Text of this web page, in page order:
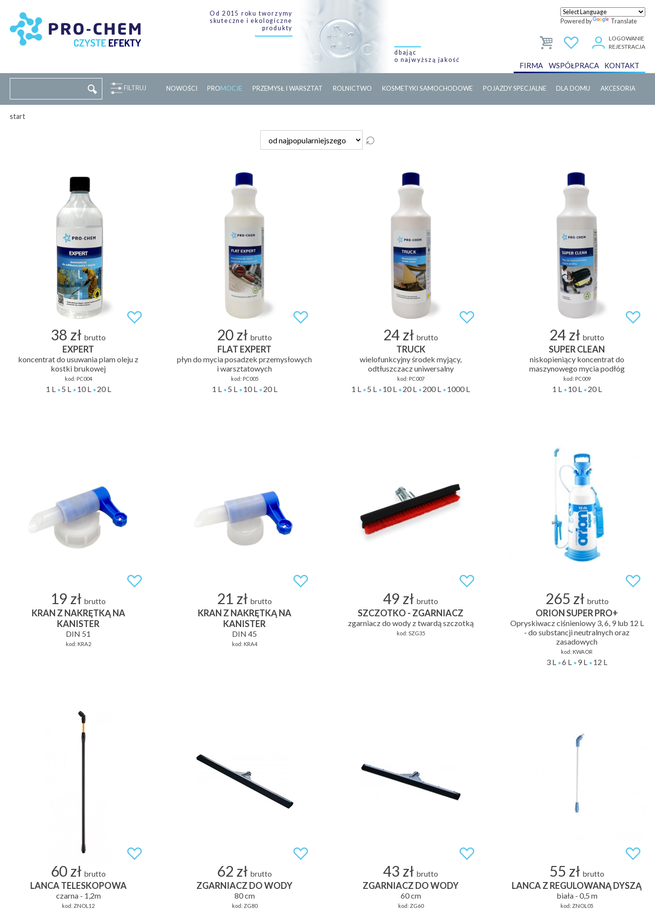
Od 2015 roku tworzymy
skuteczne i ekologiczne
produkty
dbając
o najwyższą jakość
Powered by Translate
LOGOWANIE
REJESTRACJA
FIRMA WSPÓŁPRACA KONTAKT
FILTRUJ NOWOŚCI PROMOC JE PRZEMYSŁ I WARSZTAT ROLNICTWO KOSMETYKI SAMOCHODOWE POJAZDY SPECJALNE DLA DOMU AKCESORIA
start
38 zł brutto
EXPERT
koncentrat do usuwania plam oleju z
kostki brukowej
kod: PC004
1 L 5 L 10 L 20 L
20 zł brutto
FLAT EXPERT
płyn do mycia posadzek przemysłowych
i warsztatowych
kod: PC005
1 L 5 L 10 L 20 L
24 zł brutto
TRUCK
wielofunkcyjny środek myjący,
odtłuszczacz uniwersalny
kod: PC007
1 L 5 L 10 L 20 L 200 L 1000 L
24 zł brutto
SUPER CLEAN
niskopieniący koncentrat do
maszynowego mycia podłóg
kod: PC009
1 L 10 L 20 L
19 zł brutto
KRAN Z NAKRĘTKĄ NA
KANISTER
DIN 51
kod: KRA2
21 zł brutto
KRAN Z NAKRĘTKĄ NA
KANISTER
DIN 45
kod: KRA4
49 zł brutto
SZCZOTKO - ZGARNIACZ
zgarniacz do wody z twardą szczotką
kod: SZG35
265 zł brutto
ORION SUPER PRO+
Opryskiwacz ciśnieniowy 3, 6, 9 lub 12 L
- do substancji neutralnych oraz
zasadowych
kod: KWAOR
3 L 6 L 9 L 12 L
60 zł brutto
LANCA TELESKOPOWA
czarna - 1,2m
kod: ZNOL12
62 zł brutto
ZGARNIACZ DO WODY
80 cm
kod: ZG80
43 zł brutto
ZGARNIACZ DO WODY
60 cm
kod: ZG60
55 zł brutto
LANCA Z REGULOWANĄ DYSZĄ
biała - 0,5 m
kod: ZNOL05